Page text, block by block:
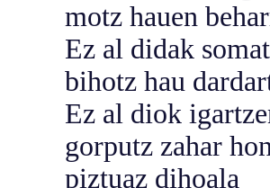
motz hauen
Ez al didak
bihotz hau
Ez al diok
gorputz zahar
piztuaz dihoala